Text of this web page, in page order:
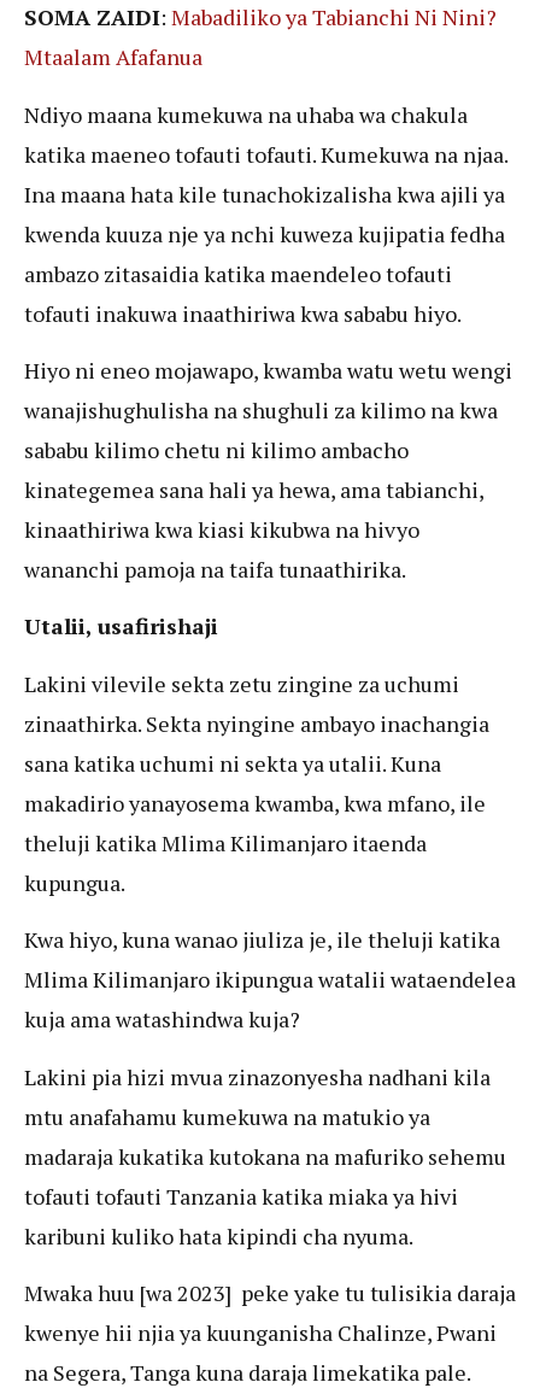
SOMA ZAIDI: Mabadiliko ya Tabianchi Ni Nini?
Mtaalam Afafanua
Ndiyo maana kumekuwa na uhaba wa chakula
katika maeneo tofauti tofauti. Kumekuwa na njaa.
Ina maana hata kile tunachokizalisha kwa ajili ya
kwenda kuuza nje ya nchi kuweza kujipatia fedha
ambazo zitasaidia katika maendeleo tofauti
tofauti inakuwa inaathiriwa kwa sababu hiyo.
Hiyo ni eneo mojawapo, kwamba watu wetu wengi
wanajishughulisha na shughuli za kilimo na kwa
sababu kilimo chetu ni kilimo ambacho
kinategemea sana hali ya hewa, ama tabianchi,
kinaathiriwa kwa kiasi kikubwa na hivyo
wananchi pamoja na taifa tunaathirika.
Utalii, usafirishaji
Lakini vilevile sekta zetu zingine za uchumi
zinaathirka. Sekta nyingine ambayo inachangia
sana katika uchumi ni sekta ya utalii. Kuna
makadirio yanayosema kwamba, kwa mfano, ile
theluji katika Mlima Kilimanjaro itaenda
kupungua.
Kwa hiyo, kuna wanao jiuliza je, ile theluji katika
Mlima Kilimanjaro ikipungua watalii wataendelea
kuja ama watashindwa kuja?
Lakini pia hizi mvua zinazonyesha nadhani kila
mtu anafahamu kumekuwa na matukio ya
madaraja kukatika kutokana na mafuriko sehemu
tofauti tofauti Tanzania katika miaka ya hivi
karibuni kuliko hata kipindi cha nyuma.
Mwaka huu [wa 2023] peke yake tu tulisikia daraja
kwenye hii njia ya kuunganisha Chalinze, Pwani
na Segera, Tanga kuna daraja limekatika pale.